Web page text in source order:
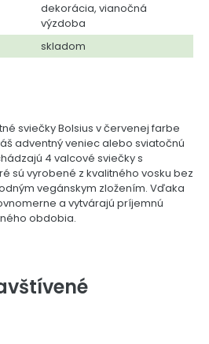
dekorácia, vianočná
výzdoba
skladom
sviečky Bolsius v červenej farbe
adventný veniec alebo sviatočnú
4 valcové sviečky s
sú vyrobené z kvalitného vosku bez
vegánskym zložením. Vďaka
a vytvárajú príjemnú
obdobia.